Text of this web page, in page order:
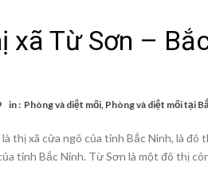
xã Từ Sơn –
in : Phòng và diệt mối, Phòng và diệt mối tại
thị xã cửa ngõ của tỉnh Bắc Ninh, là
tỉnh Bắc Ninh. Từ Sơn là một đô thị